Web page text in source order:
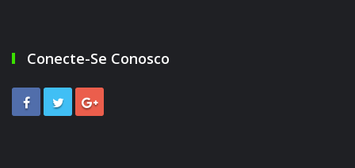
Conecte-Se Conosco